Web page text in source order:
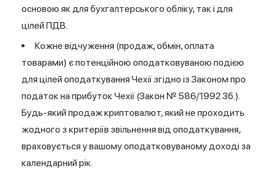
основою як для бухгалтерського обліку, так і для
цілей ПДВ.
Кожне відчуження (продаж, обмін, оплата
товарами) є потенційною оподатковуваною подією
для цілей оподаткування Чехії згідно із Законом про
податок на прибуток Чехії (Закон № 586/1992 Зб.).
Будь-який продаж криптовалют, який не проходить
жодного з критеріїв звільнення від оподаткування,
враховується у вашому оподатковуваному доході за
календарний рік.